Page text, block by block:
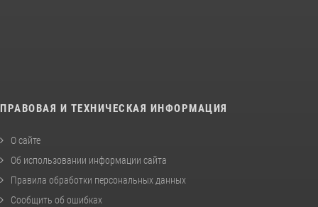
ПРАВОВАЯ И ТЕХНИЧЕСКАЯ ИНФОРМАЦИЯ
О сайте
Об использовании информации сайта
Правила обработки персональных данных
Сообщить об ошибках